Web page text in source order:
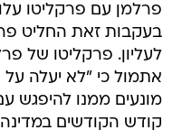
פרלמן עם פרקליטו
בעקבות זאת החליט
לעליון. פרקליטו של
אתמול כי "לא יעלה
מונעים ממנו להיפגש
קודש הקודשים